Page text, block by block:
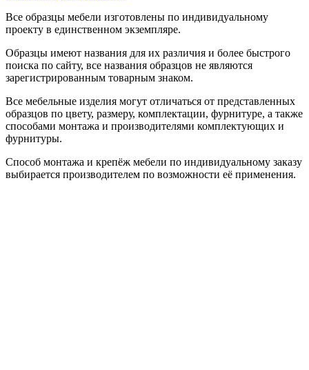
Все образцы мебели изготовлены по индивидуальному
проекту в единственном экземпляре.
Образцы имеют названия для их различия и более быстрого
поиска по сайту, все названия образцов не являются
зарегистрированным товарным знаком.
Все мебельные изделия могут отличаться от представленных
образцов по цвету, размеру, комплектации, фурнитуре, а также
способами монтажа и производителями комплектующих и
фурнитуры.
Способ монтажа и крепёж мебели по индивидуальному заказу
выбирается производителем по возможности её применения.